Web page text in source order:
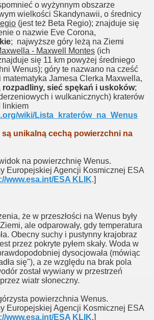
o wyżynnym obszarze
wielkości Skandynawii, o średnicy
(jest też Beta Regio); znajduje się
o nazwie Eve Corona,
; najwyższe góry leżą na Ziemi
- Maxwell Montes (ich
się 11 km powyżej średniego
Wenus); góry te nazwano na cześć
Jamesa Clerka Maxwella,
rozpadliny, sieć spękań i uskoków;
i wulkanicznych) kraterów
linkiem
wiki/Lista_kraterów_na_Wenus
unikalną cechą powierzchni na
na powierzchnię Wenus.
Europejskiej Agencji Kosmicznej ESA
www.esa.int/ESA KLIK.]
że w przeszłości na Wenus były
ale odparowały, gdy temperatura
Obecny suchy i pustynny krajobraz
przez pokryte pyłem skały. Woda w
dysocjowała (mówiąc
się"), a ze względu na brak pola
został wywiany w przestrzeń
wiatr słoneczny.
powierzchnia Wenus.
Europejskiej Agencji Kosmicznej ESA
www.esa.int/ESA KLIK.]